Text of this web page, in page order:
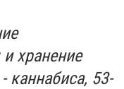
хранение
каннабиса, 53-